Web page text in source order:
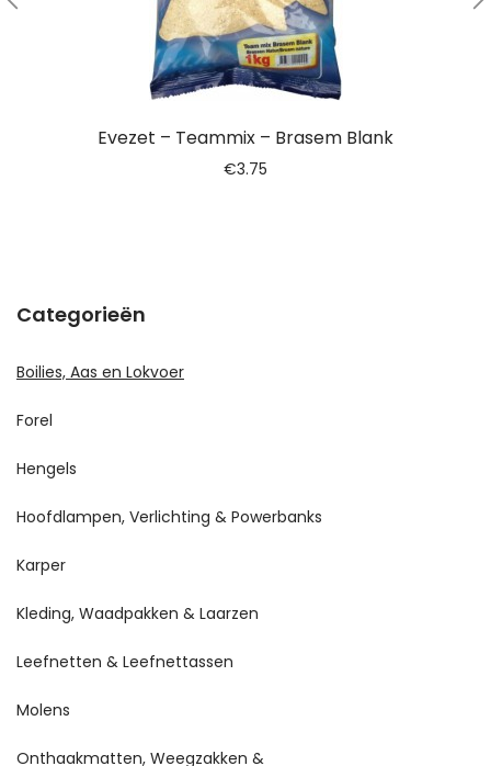
Evezet – Teammix – Brasem Blank
€3.75
Categorieën
Boilies, Aas en Lokvoer
Forel
Hengels
Hoofdlampen, Verlichting & Powerbanks
Karper
Kleding, Waadpakken & Laarzen
Leefnetten & Leefnettassen
Molens
Onthaakmatten, Weegzakken &